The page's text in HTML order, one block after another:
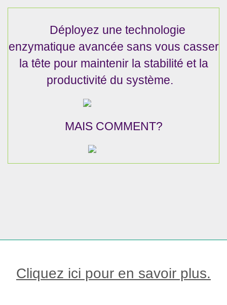
Déployez une technologie
enzymatique avancée sans vous casser
la tête pour maintenir la stabilité et la
productivité du système.
MAIS COMMENT?
Cliquez ici pour en savoir plus.